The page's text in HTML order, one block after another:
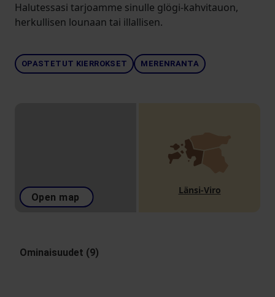
Halutessasi tarjoamme sinulle glögi-kahvitauon,
herkullisen lounaan tai illallisen.
OPASTETUT KIERROKSET MERENRANTA
Open map
Länsi-Viro
Ominaisuudet (9)